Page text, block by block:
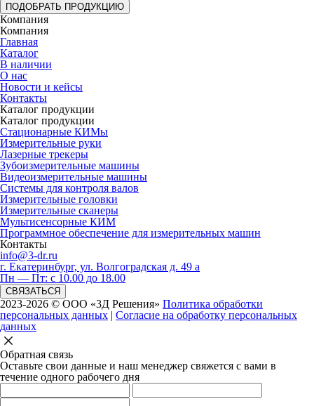
ПОДОБРАТЬ ПРОДУКЦИЮ
Компания
Компания
Главная
Каталог
В наличии
О нас
Новости и кейсы
Контакты
Каталог продукции
Каталог продукции
Стационарные КИМы
Измерительные руки
Лазерные трекеры
Зубоизмерительные машины
Видеоизмерительные машины
Системы для контроля валов
Измерительные головки
Измерительные сканеры
Мультисенсорные КИМ
Программное обеспечение для измерительных машин
Контакты
info@3-dr.ru
г. Екатеринбург, ул. Волгоградская д. 49 а
Пн — Пт: с 10.00 до 18.00
СВЯЗАТЬСЯ
2023-2026 © ООО «3Д Решения» Политика обработки
персональных данных | Согласие на обработку персональных
данных
Обратная связь
Оставьте свои данные и наш менеджер свяжется с вами в
течение одного рабочего дня